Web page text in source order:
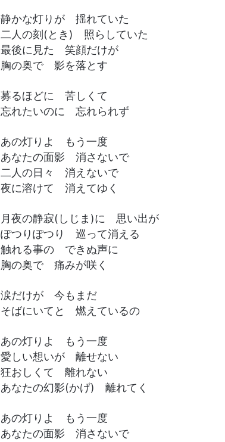
静かな灯りが 揺れていた
二人の刻(とき) 照らしていた
最後に見た 笑顔だけが
胸の奥で 影を落とす
募るほどに 苦しくて
忘れたいのに 忘れられず
あの灯りよ もう一度
あなたの面影 消さないで
二人の日々 消えないで
夜に溶けて 消えてゆく
月夜の静寂(しじま)に 思い出が
ぽつりぽつり 巡って消える
触れる事の できぬ声に
胸の奥で 痛みが咲く
涙だけが 今もまだ
そばにいてと 燃えているの
あの灯りよ もう一度
愛しい想いが 離せない
狂おしくて 離れない
あなたの幻影(かげ) 離れてく
あの灯りよ もう一度
あなたの面影 消さないで